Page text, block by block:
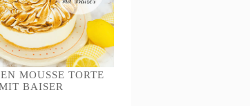
MOUSSE TORTE
BAISER